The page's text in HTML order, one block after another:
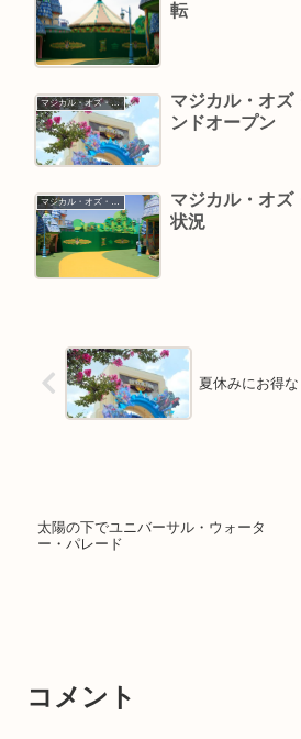
転
マジカル・オズ・ゴーラウンド情報
マジカル・オズ
ンドオープン
マジカル・オズ・ゴーラウンド情報
マジカル・オズ
状況
夏休みにお得
太陽の下でユニバーサル・ウォータ
ー・パレード
コメント